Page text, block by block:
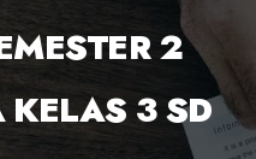
2
3 SD